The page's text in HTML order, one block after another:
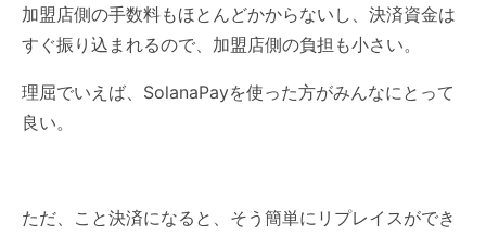
加盟店側の手数料もほとんどかからないし、決済資金は
すぐ振り込まれるので、加盟店側の負担も小さい。
理屈でいえば、SolanaPayを使った方がみんなにとって
良い。
ただ、こと決済になると、そう簡単にリプレイスができ